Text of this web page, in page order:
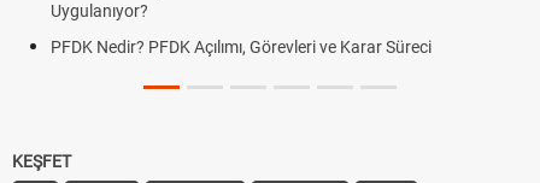
Uygulanıyor?
PFDK Nedir? PFDK Açılımı, Görevleri ve Karar Süreci
KEŞFET